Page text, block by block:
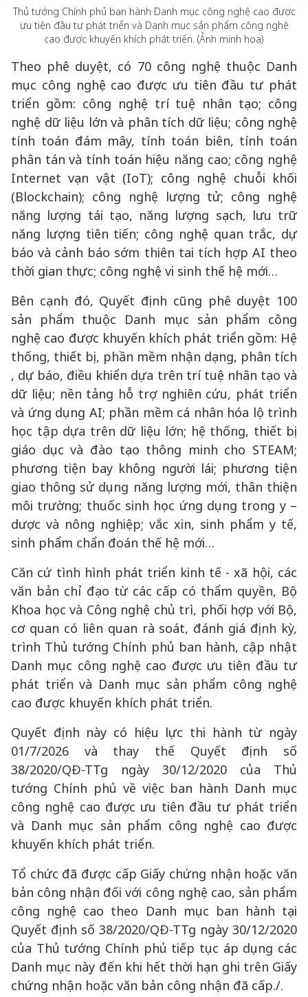
Thủ tướng Chính phủ ban hành Danh mục công nghệ cao được
ưu tiên đầu tư phát triển và Danh mục sản phẩm công nghệ
cao được khuyến khích phát triển. (Ảnh minh họa)
Theo phê duyệt, có 70 công nghệ thuộc Danh
mục công nghệ cao được ưu tiên đầu tư phát
triển gồm: công nghệ trí tuệ nhân tạo; công
nghệ dữ liệu lớn và phân tích dữ liệu; công nghệ
tính toán đám mây, tính toán biên, tính toán
phân tán và tính toán hiệu năng cao; công nghệ
Internet vạn vật (IoT); công nghệ chuỗi khối
(Blockchain); công nghệ lượng tử; công nghệ
năng lượng tái tạo, năng lượng sạch, lưu trữ
năng lượng tiên tiến; công nghệ quan trắc, dự
báo và cảnh báo sớm thiên tai tích hợp AI theo
thời gian thực; công nghệ vi sinh thế hệ mới…
Bên cạnh đó, Quyết định cũng phê duyệt 100
sản phẩm thuộc Danh mục sản phẩm công
nghệ cao được khuyến khích phát triển gồm: Hệ
thống, thiết bị, phần mềm nhận dạng, phân tích
, dự báo, điều khiển dựa trên trí tuệ nhân tạo và
dữ liệu; nền tảng hỗ trợ nghiên cứu, phát triển
và ứng dụng AI; phần mềm cá nhân hóa lộ trình
học tập dựa trên dữ liệu lớn; hệ thống, thiết bị
giáo dục và đào tạo thông minh cho STEAM;
phương tiện bay không người lái; phương tiện
giao thông sử dụng năng lượng mới, thân thiện
môi trường; thuốc sinh học ứng dụng trong y –
dược và nông nghiệp; vắc xin, sinh phẩm y tế,
sinh phẩm chẩn đoán thế hệ mới…
Căn cứ tình hình phát triển kinh tế - xã hội, các
văn bản chỉ đạo từ các cấp có thẩm quyền, Bộ
Khoa học và Công nghệ chủ trì, phối hợp với Bộ,
cơ quan có liên quan rà soát, đánh giá định kỳ,
trình Thủ tướng Chính phủ ban hành, cập nhật
Danh mục công nghệ cao được ưu tiên đầu tư
phát triển và Danh mục sản phẩm công nghệ
cao được khuyến khích phát triển.
Quyết định này có hiệu lực thi hành từ ngày
01/7/2026 và thay thế Quyết định số
38/2020/QĐ-TTg ngày 30/12/2020 của Thủ
tướng Chính phủ về việc ban hành Danh mục
công nghệ cao được ưu tiên đầu tư phát triển
và Danh mục sản phẩm công nghệ cao được
khuyến khích phát triển.
Tổ chức đã được cấp Giấy chứng nhận hoặc văn
bản công nhận đối với công nghệ cao, sản phẩm
công nghệ cao theo Danh mục ban hành tại
Quyết định số 38/2020/QĐ-TTg ngày 30/12/2020
của Thủ tướng Chính phủ tiếp tục áp dụng các
Danh mục này đến khi hết thời hạn ghi trên Giấy
chứng nhận hoặc văn bản công nhận đã cấp./.